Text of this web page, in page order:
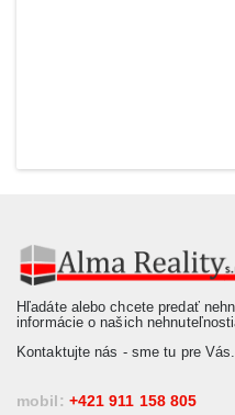
Hľadáte alebo chcete predať
informácie o našich
Kontaktujte nás - sme tu pre Vás.
mobil: +421 911 158 805